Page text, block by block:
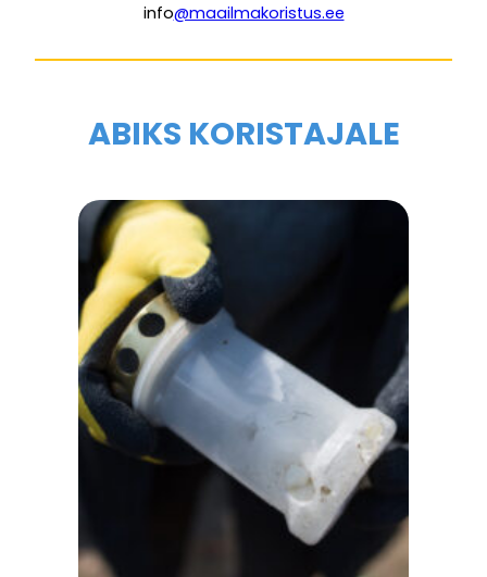
info@maailmakoristus.ee
ABIKS KORISTAJALE